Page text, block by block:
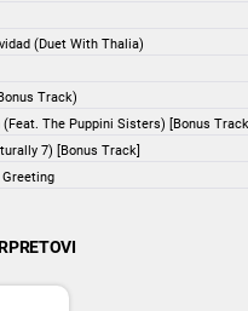
(Duet With Thalia)
Track)
(Feat. The Puppini Sisters) [Bonus
7) [Bonus Track]